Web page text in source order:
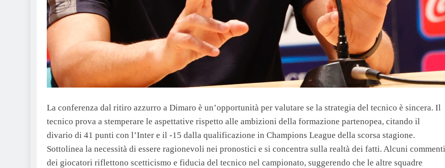
La conferenza dal ritiro azzurro a Dimaro è un’opportunità per valutare se la strategia del tecnico è sincera. Il
tecnico prova a stemperare le aspettative rispetto alle ambizioni della formazione partenopea, citando il
divario di 41 punti con l’Inter e il -15 dalla qualificazione in Champions League della scorsa stagione.
Sottolinea la necessità di essere ragionevoli nei pronostici e si concentra sulla realtà dei fatti. Alcuni commenti
dei giocatori riflettono scetticismo e fiducia del tecnico nel campionato, suggerendo che le altre squadre